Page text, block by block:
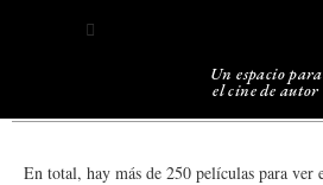
Un espacio para
el cine de autor
En total, hay más de 250 películas para ver